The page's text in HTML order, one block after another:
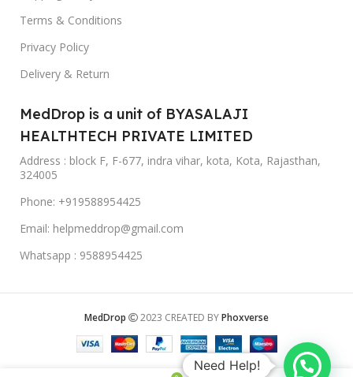
Terms & Conditions
Privacy Policy
Delivery & Return
MedDrop is a unit of BYASALAJI
HEALTHTECH PRIVATE LIMITED
Address : block F, F-677, indra vihar, kota, Kota, Rajasthan,
324005
Phone: +919588954425
Email: helpmeddrop@gmail.com
Whatsapp : 9588954425
MedDrop 2023 CREATED BYPhoxverse
Need Help!